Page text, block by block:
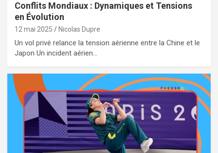
Conflits Mondiaux : Dynamiques et Tensions
en Évolution
12 mai 2025 Nicolas Dupre
Un vol privé relance la tension aérienne entre la Chine et le
Japon Un incident aérien…